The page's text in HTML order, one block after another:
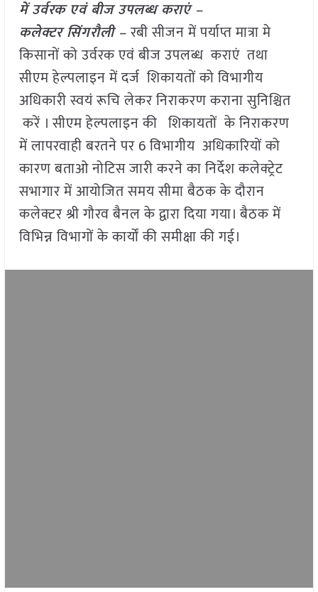
में उर्वरक एवं बीज उपलब्ध कराएं –
कलेक्टर सिंगरौली –रबी सीजन में पर्याप्त मात्रा मे
किसानों को उर्वरक एवं बीज उपलब्ध कराएं तथा
सीएम हेल्पलाइन में दर्ज शिकायतों को विभागीय
अधिकारी स्वयं रूचि लेकर निराकरण कराना सुनिश्चित
करें । सीएम हेल्पलाइन की शिकायतों के निराकरण
में लापरवाही बरतने पर 6 विभागीय अधिकारियों को
कारण बताओ नोटिस जारी करने का निर्देश कलेक्ट्रेट
सभागार में आयोजित समय सीमा बैठक के दौरान
कलेक्टर श्री गौरव बैनल के द्वारा दिया गया। बैठक में
विभिन्न विभागों के कार्यों की समीक्षा की गई।